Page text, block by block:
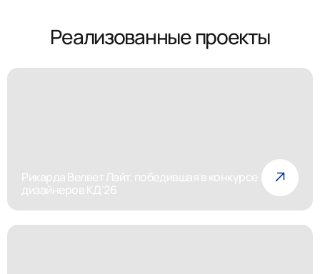
Реализованные проекты
Рикарда Велвет Лайт, победившая в конкурсе
дизайнеров КД’26